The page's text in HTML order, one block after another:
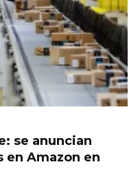
se anuncian
en Amazon en